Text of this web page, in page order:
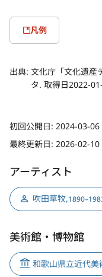
凡例
出典: 文化庁「文化遺産
タ. 取得日2022-
初回公開日: 2024-03-06
最終更新日: 2026-02-10
アーティスト
吹田草牧,
美術館・博物館
和歌山県立近代美